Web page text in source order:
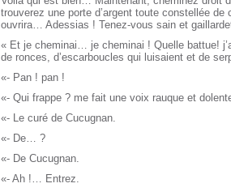
trouverez une porte d’argent toute constellée
ouvrira… Adessias ! Tenez-vous sain et
« Et je cheminai… je cheminai ! Quelle battue!
de ronces, d’escarboucles qui luisaient et de
«- Pan ! pan !
«- Qui frappe ? me fait une voix rauque et
«- Le curé de Cucugnan.
«- De… ?
«- De Cucugnan.
«- Ah !… Entrez.